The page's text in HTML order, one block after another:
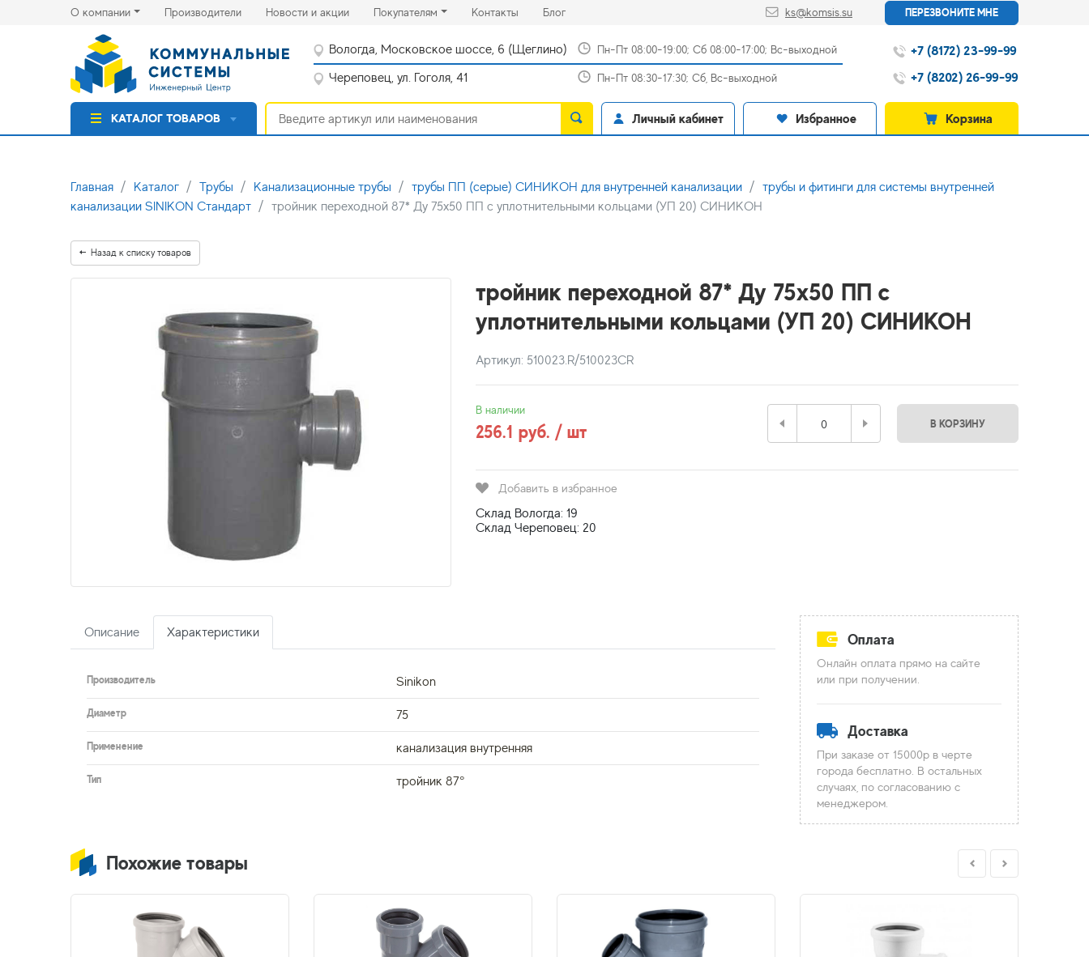
О компании Производители(current)Новости и акции(current)Покупателям Контакты(current)
Блог(current) ks@komsis.su ПЕРЕЗВОНИТЕ МНЕ
Вологда, Московское шоссе, 6 (Щеглино) Пн-Пт 08:00-19:00; Сб 08:00-17:00; Вс-выходной
Череповец, ул. Гоголя, 41 Пн-Пт 08:30-17:30; Сб, Вс-выходной
+7 (8172) 23-99-99
+7 (8202) 26-99-99
КАТАЛОГ ТОВАРОВ Личный кабинет Избранное Корзина
Главная Каталог Трубы Канализационные трубы трубы ПП (серые) СИНИКОН для внутренней канализации
трубы и фитинги для системы внутренней
канализации SINIKON Стандарт
тройник переходной 87* Ду 75х50 ПП с уплотнительными кольцами (УП 20) СИНИКОН
Назад к списку товаров
тройник переходной 87* Ду 75х50 ПП с
уплотнительными кольцами (УП 20) СИНИКОН
Артикул: 510023.R/510023CR
В наличии
256.1 руб. / шт В КОРЗИНУ
Добавить в избранное
Склад Вологда: 19
Склад Череповец: 20
Описание Характеристики
Производитель Sinikon
Диаметр 75
Применение канализация внутренняя
Тип тройник 87°
Оплата
Онлайн оплата прямо на сайте
или при получении.
Доставка
При заказе от 15000р в черте
города бесплатно. В остальных
случаях, по согласованию с
менеджером.
Похожие товары